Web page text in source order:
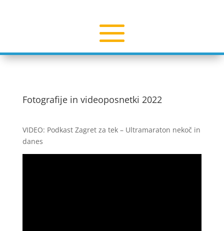
Fotografije in videoposnetki 2022
VIDEO: Podkast Zagret za tek – Ultramaraton nekoč in
danes